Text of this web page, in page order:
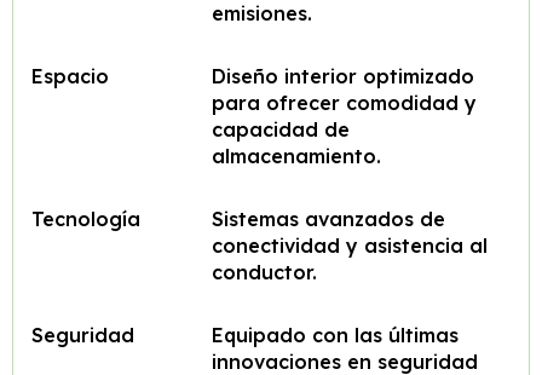
emisiones.
Espacio
Diseño interior optimizado
para ofrecer comodidad y
capacidad de
almacenamiento.
Tecnología
Sistemas avanzados de
conectividad y asistencia al
conductor.
Seguridad
Equipado con las últimas
innovaciones en seguridad